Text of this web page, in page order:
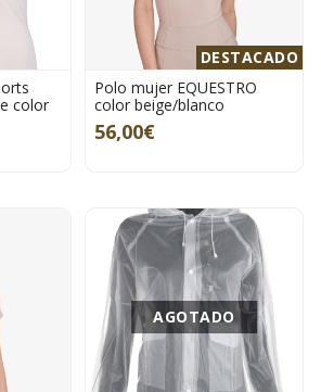
color
DESTACADO
Polo mujer EQUESTRO
color beige/blanco
56,00€
AGOTADO